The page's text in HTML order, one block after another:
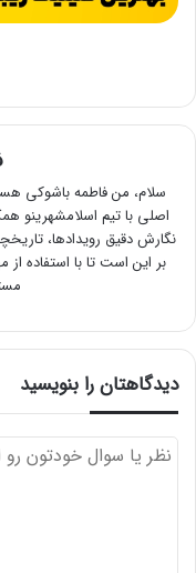
سلام، من فاطمه باشوکی
اصلی با تیم اسلامشهرینو
نگارش دقیق رویدادها،
بر این است تا با استفاده
دیدگاهتان را بنویسید